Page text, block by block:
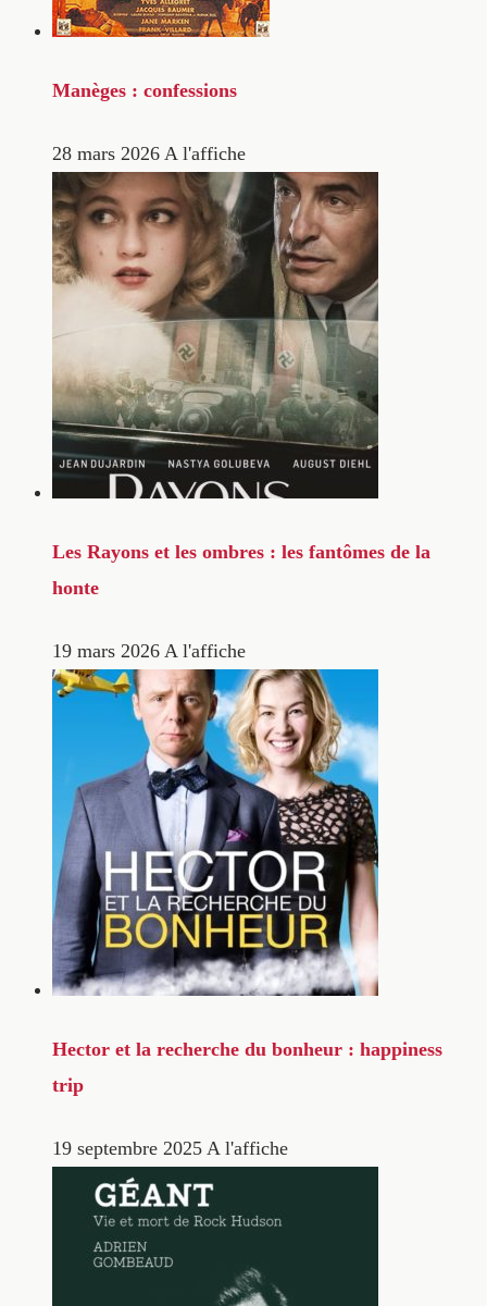
Manèges : confessions
28 mars 2026 A l'affiche
Les Rayons et les ombres : les fantômes de la
honte
19 mars 2026 A l'affiche
Hector et la recherche du bonheur : happiness
trip
19 septembre 2025 A l'affiche